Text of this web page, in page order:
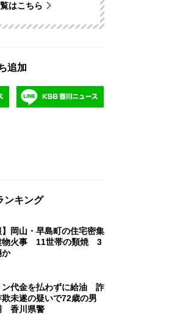
はこちら
追加
ンキング
】岡山・早島町の住宅密集
物火事 11世帯の類焼 3
か
ン代金を払わずに給油 詐
未遂の疑いで72歳の男
香川県警